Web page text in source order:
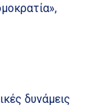
δυνάμεις